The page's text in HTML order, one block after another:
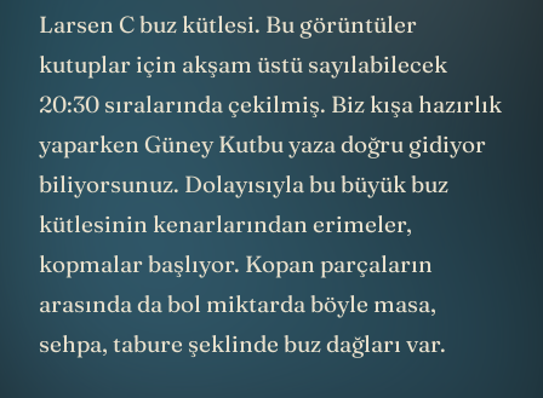
Larsen C buz kütlesi. Bu görüntüler
kutuplar için akşam üstü sayılabilecek
20:30 sıralarında çekilmiş. Biz kışa hazırlık
yaparken Güney Kutbu yaza doğru gidiyor
biliyorsunuz. Dolayısıyla bu büyük buz
kütlesinin kenarlarından erimeler,
kopmalar başlıyor. Kopan parçaların
arasında da bol miktarda böyle masa,
sehpa, tabure şeklinde buz dağları var.